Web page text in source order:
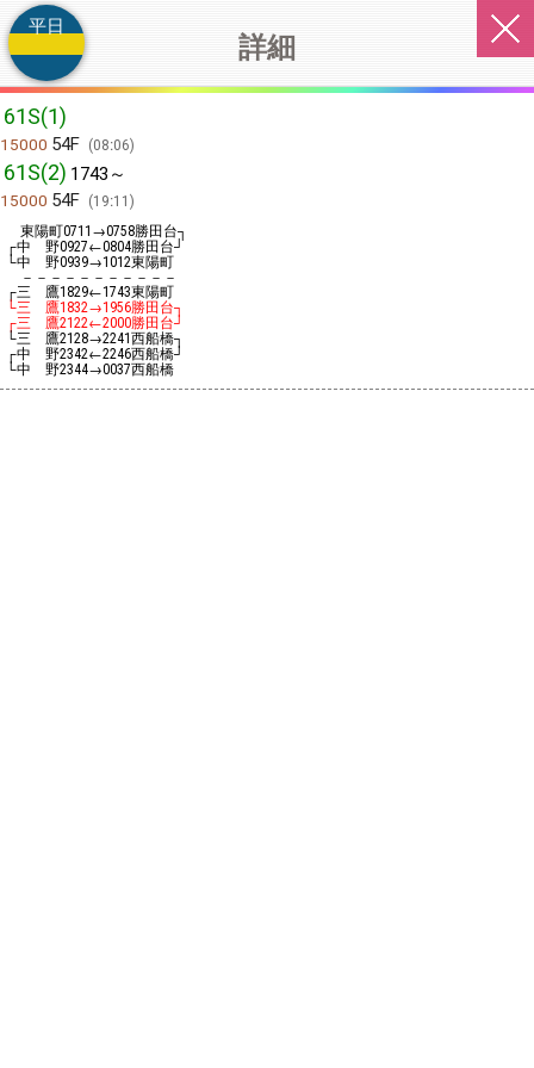
詳細
平日
61S(1)
15000 54F 08:06
61S(2) 1743～
15000 54F
19:11
東陽町0711 →0758勝田台┐
┌中 野0927←0804勝田台┘
└中 野0939→1012東陽町
－－－－－－－－－－－
┌三 鷹1829←1743東陽町
└三 鷹1832→1956勝田台┐
┌三 鷹2122←2000勝田台┘
└三 鷹2128→2241西船橋┐
┌中 野2342←2246西船橋┘
└中 野2344→0037西船橋